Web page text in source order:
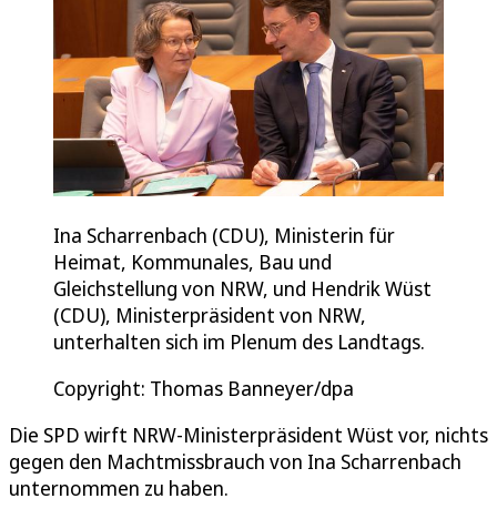
Ina Scharrenbach (CDU), Ministerin für
Heimat, Kommunales, Bau und
Gleichstellung von NRW, und Hendrik Wüst
(CDU), Ministerpräsident von NRW,
unterhalten sich im Plenum des Landtags.
Copyright: Thomas Banneyer/dpa
Die SPD wirft NRW-Ministerpräsident Wüst vor, nichts
gegen den Machtmissbrauch von Ina Scharrenbach
unternommen zu haben.